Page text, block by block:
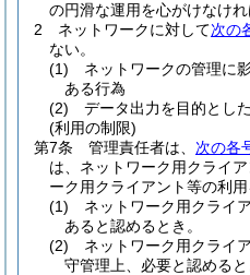
の円滑な運用を心がけなけれ
2
ネットワークに対して次の
ない。
(1)
ネットワークの管理に
ある行為
(2)
データ出力を目的とし
(利用の制限)
第7条
管理責任者は、 次の各
は、ネットワーク用クライ
ーク用クライアント等の利
(1)
ネットワーク用クライ
あると認めるとき。
(2)
ネットワーク用クライ
守管理上、必要と認めると